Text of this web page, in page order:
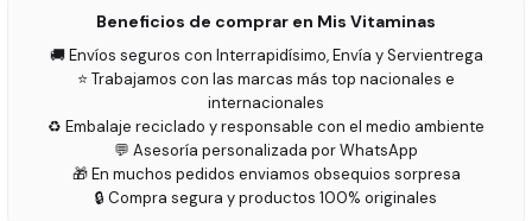
Beneficios de comprar en Mis Vitaminas
🚚 Envíos seguros con Interrapidísimo, Envía y Servientrega
⭐ Trabajamos con las marcas más top nacionales e
internacionales
♻️ Embalaje reciclado y responsable con el medio ambiente
💬 Asesoría personalizada por WhatsApp
🎁 En muchos pedidos enviamos obsequios sorpresa
🔒 Compra segura y productos 100% originales